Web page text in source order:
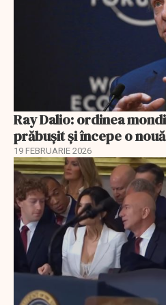
Ray Dalio: ordinea
prăbușit și începe o
19 FEBRUARIE 2026